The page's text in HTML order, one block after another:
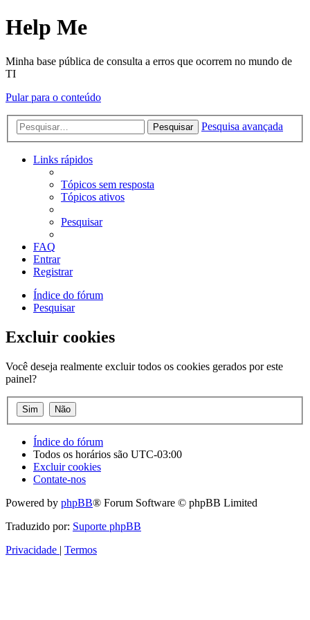
Help Me
Minha base pública de consulta a erros que ocorrem no mundo de
TI
Pular para o conteúdo
Pesquisar Pesquisa avançada
Links rápidos
Tópicos sem resposta
Tópicos ativos
Pesquisar
FAQ
Entrar
Registrar
Índice do fórum
Pesquisar
Excluir cookies
Você deseja realmente excluir todos os cookies gerados por este
painel?
Índice do fórum
Todos os horários são UTC-03:00
Excluir cookies
Contate-nos
Powered by phpBB® Forum Software © phpBB Limited
Traduzido por: Suporte phpBB
Privacidade | Termos